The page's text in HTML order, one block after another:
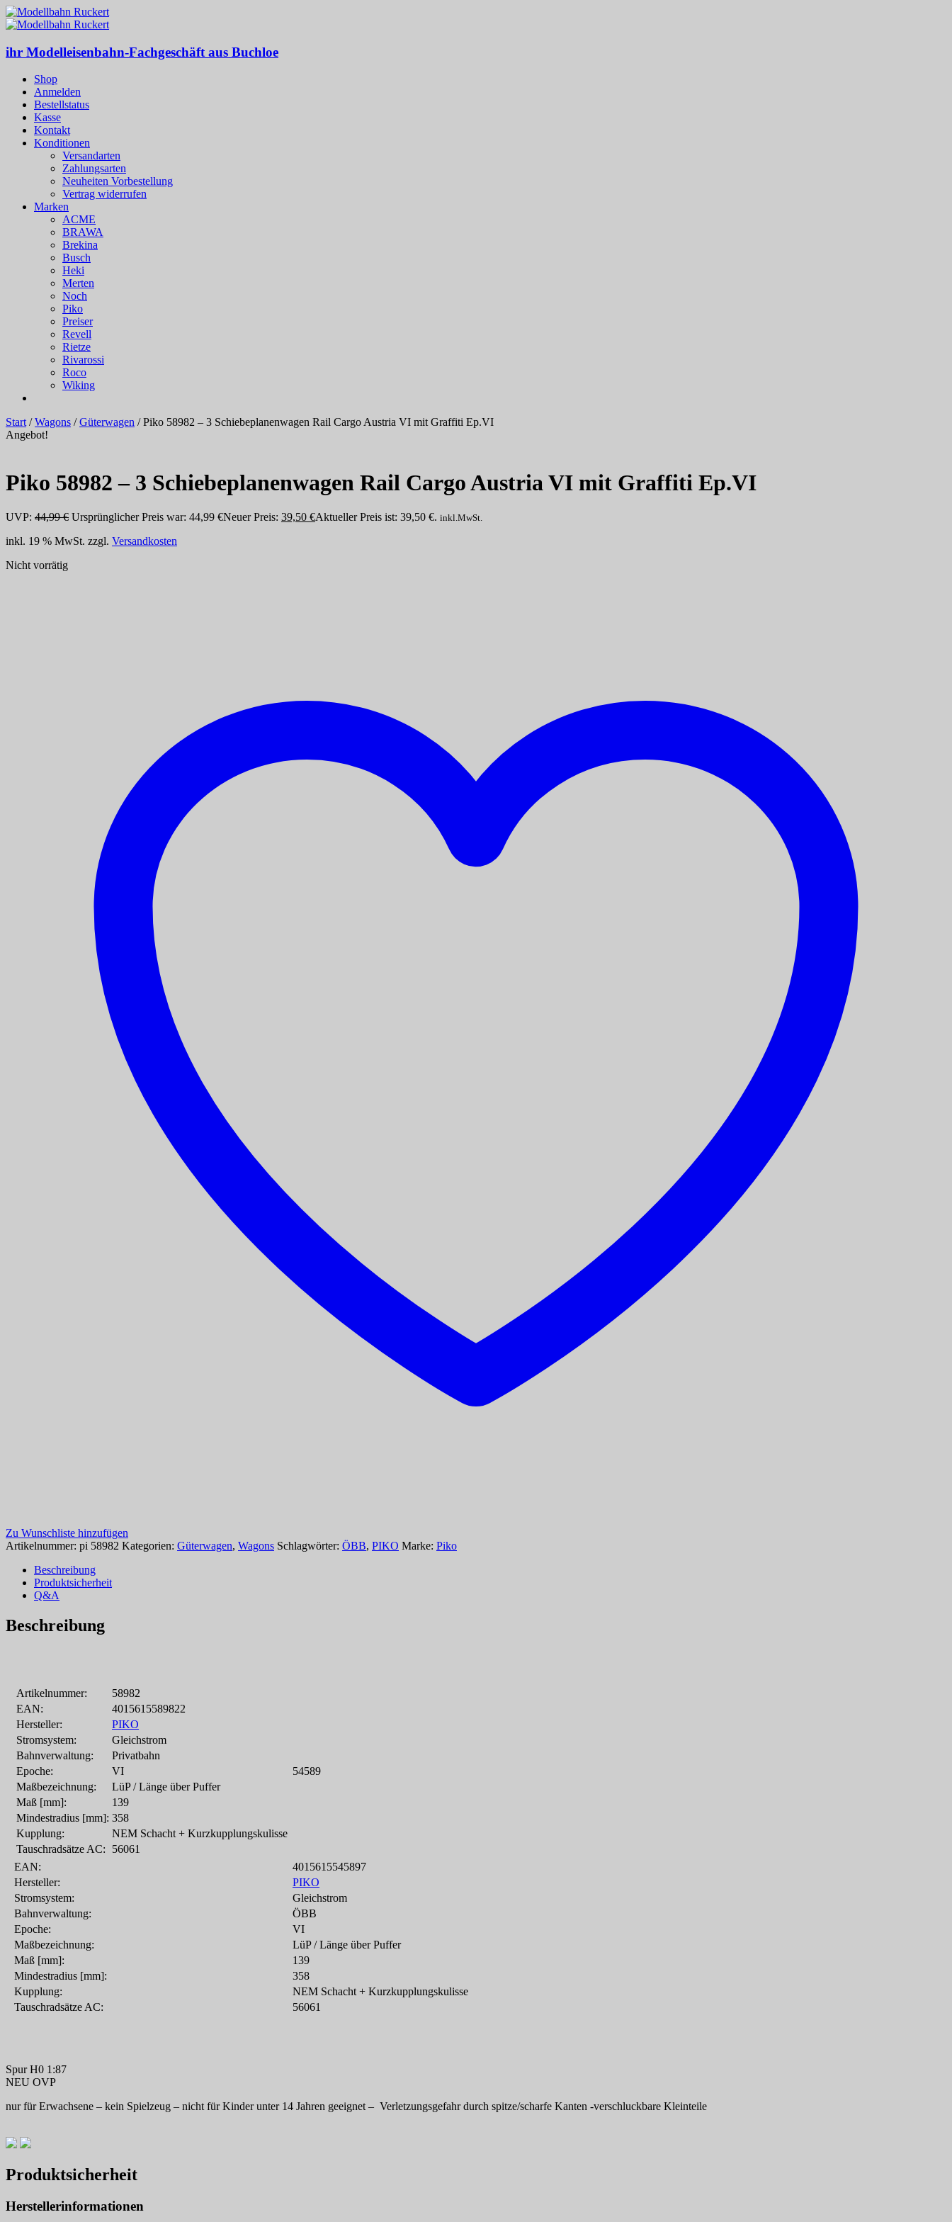
ihr Modelleisenbahn-Fachgeschäft aus Buchloe
Shop
Anmelden
Bestellstatus
Kasse
Kontakt
Konditionen
Versandarten
Zahlungsarten
Neuheiten Vorbestellung
Vertrag widerrufen
Marken
ACME
BRAWA
Brekina
Busch
Heki
Merten
Noch
Piko
Preiser
Revell
Rietze
Rivarossi
Roco
Wiking
Start/Wagons /Güterwagen / Piko 58982 – 3 Schiebeplanenwagen Rail Cargo Austria VI mit Graffiti Ep.VI
Angebot!
Piko 58982 – 3 Schiebeplanenwagen Rail Cargo Austria VI mit Graffiti Ep.VI
UVP: 44,99€ Ursprünglicher Preis war: 44,99 €Neuer Preis: 39,50 €Aktueller Preis ist: 39,50 €. inkl.MwSt.
inkl. 19 % MwSt. zzgl. Versandkosten
Nicht vorrätig
Zu Wunschliste hinzufügen
Artikelnummer: pi 58982 Kategorien: Güterwagen, Wagons Schlagwörter: ÖBB, PIKO Marke: Piko
Beschreibung
Produktsicherheit
Q&A
Beschreibung
Artikelnummer:
58982
EAN:
4015615589822
Hersteller:
PIKO
Stromsystem:
Gleichstrom
Bahnverwaltung:
Privatbahn
Epoche:
VI
Maßbezeichnung:
LüP / Länge über Puffer
Maß [mm]:
139
Mindestradius [mm]: 358
Kupplung:
NEM Schacht + Kurzkupplungskulisse
Tauschradsätze AC:
56061
54589
EAN:
4015615545897
Hersteller:
PIKO
Stromsystem:
Gleichstrom
Bahnverwaltung:
ÖBB
Epoche:
VI
Maßbezeichnung:
LüP / Länge über Puffer
Maß [mm]:
139
Mindestradius [mm]:
358
Kupplung:
NEM Schacht + Kurzkupplungskulisse
Tauschradsätze AC:
56061
Spur H0 1:87
NEU OVP
nur für Erwachsene – kein Spielzeug – nicht für Kinder unter 14 Jahren geeignet – Verletzungsgefahr durch spitze/scharfe Kanten -verschluckbare Kleinteile
Produktsicherheit
Herstellerinformationen